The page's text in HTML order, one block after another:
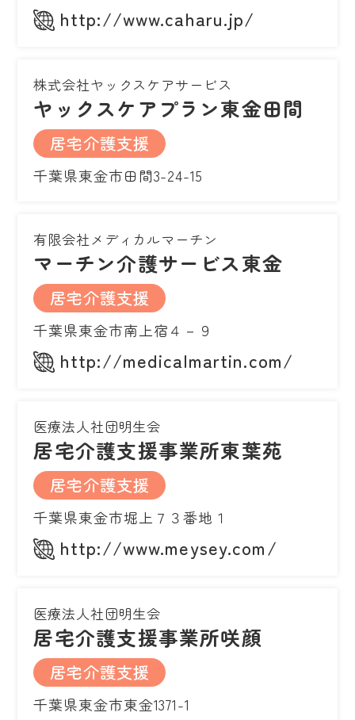
http://www.caharu.jp/
株式会社ヤックスケアサービス
ヤックスケアプラン東金田間
居宅介護支援
千葉県東金市田間3-24-15
有限会社メディカルマーチン
マーチン介護サービス東金
居宅介護支援
千葉県東金市南上宿４－９
http://medicalmartin.com/
医療法人社団明生会
居宅介護支援事業所東葉苑
居宅介護支援
千葉県東金市堀上７３番地１
http://www.meysey.com/
医療法人社団明生会
居宅介護支援事業所咲顔
居宅介護支援
千葉県東金市東金1371-1